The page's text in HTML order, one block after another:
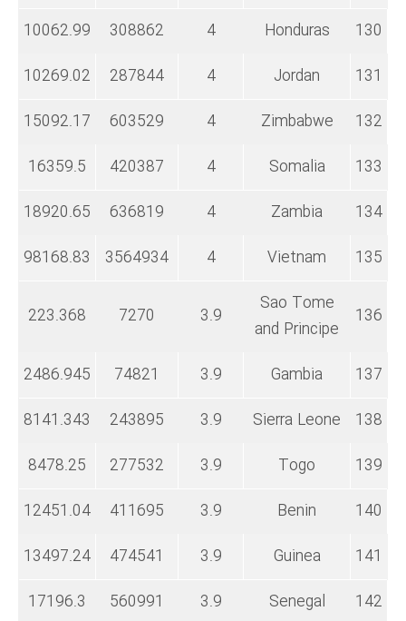
130
Honduras
4
308862
10062.99
131
Jordan
4
287844
10269.02
132
Zimbabwe
4
603529
15092.17
133
Somalia
4
420387
16359.5
134
Zambia
4
636819
18920.65
135
Vietnam
4
3564934
98168.83
136
Sao Tome
and Principe
3.9
7270
223.368
137
Gambia
3.9
74821
2486.945
138
Sierra Leone
3.9
243895
8141.343
139
Togo
3.9
277532
8478.25
140
Benin
3.9
411695
12451.04
141
Guinea
3.9
474541
13497.24
142
Senegal
3.9
560991
17196.3